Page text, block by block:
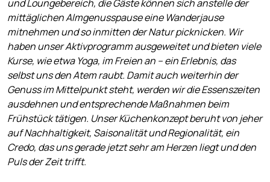
und Loungebereich, die Gäste können sich anstelle der
mittäglichen Almgenusspause eine Wanderjause
mitnehmen und so inmitten der Natur picknicken. Wir
haben unser Aktivprogramm ausgeweitet und bieten viele
Kurse, wie etwa Yoga, im Freien an – ein Erlebnis, das
selbst uns den Atem raubt. Damit auch weiterhin der
Genuss im Mittelpunkt steht, werden wir die Essenszeiten
ausdehnen und entsprechende Maßnahmen beim
Frühstück tätigen. Unser Küchenkonzept beruht von jeher
auf Nachhaltigkeit, Saisonalität und Regionalität, ein
Credo, das uns gerade jetzt sehr am Herzen liegt und den
Puls der Zeit trifft.